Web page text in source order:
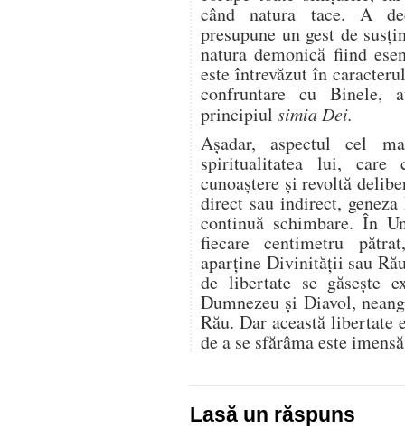
când natura tace. A
presupune un gest de
natura demonică fiind
este întrevăzut în
confruntare cu Binele,
principiul simia Dei.
Așadar, aspectul cel
spiritualitatea lui,
cunoaștere și revoltă
direct sau indirect,
continuă schimbare. În
fiecare centimetru
aparține Divinității sau
de libertate se găsește
Dumnezeu și Diavol,
Rău. Dar această
de a se sfărâma este
Lasă un răspuns